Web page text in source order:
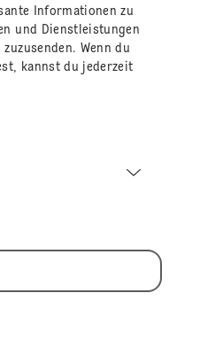
Informationen zu
und Dienstleistungen
Wenn du
kannst du jederzeit